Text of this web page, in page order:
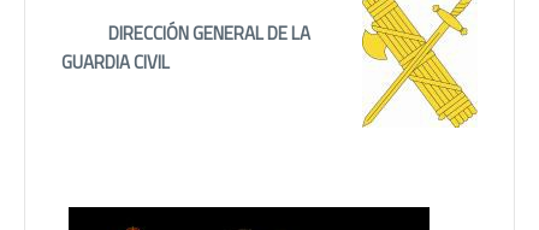
DIRECCIÓN GENERAL DE LA
GUARDIA CIVIL